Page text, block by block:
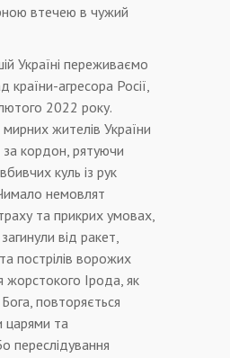
втечею в чужий
Україні переживаємо
країни-агресора Росії,
2022 року.
жителів України
за кордон, рятуючи
куль із рук
немовлят
та прикрих умовах,
від ракет,
пострілів ворожих
жорстокого Ірода, як
повторяється
царями та
переслідування